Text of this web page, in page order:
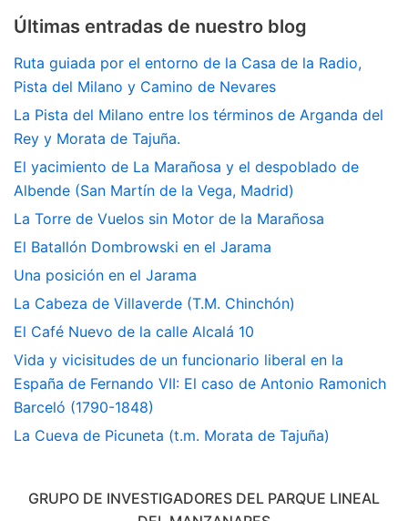
Últimas entradas de nuestro blog
Ruta guiada por el entorno de la Casa de la Radio,
Pista del Milano y Camino de Nevares
La Pista del Milano entre los términos de Arganda del
Rey y Morata de Tajuña.
El yacimiento de La Marañosa y el despoblado de
Albende (San Martín de la Vega, Madrid)
La Torre de Vuelos sin Motor de la Marañosa
El Batallón Dombrowski en el Jarama
Una posición en el Jarama
La Cabeza de Villaverde (T.M. Chinchón)
El Café Nuevo de la calle Alcalá 10
Vida y vicisitudes de un funcionario liberal en la
España de Fernando VII: El caso de Antonio Ramonich
Barceló (1790-1848)
La Cueva de Picuneta (t.m. Morata de Tajuña)
GRUPO DE INVESTIGADORES DEL PARQUE LINEAL